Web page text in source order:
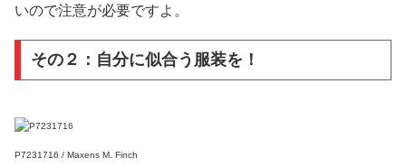
いので注意が必要ですよ。
その２：自分に似合う服装を！
P7231716 / Maxens M. Finch